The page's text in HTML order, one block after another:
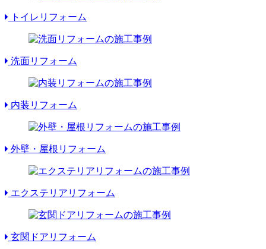
トイレリフォーム
洗面リフォーム
内装リフォーム
外壁・屋根リフォーム
エクステリアリフォーム
玄関ドアリフォーム